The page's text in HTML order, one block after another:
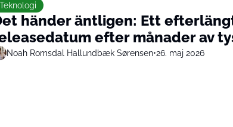
Teknologi
händer äntligen: Ett
efter månader av
Noah Romsdal Hallundbæk Sørensen•26. maj 2026